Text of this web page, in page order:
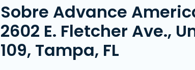
Sobre Advance
2602 E. Fletcher Ave.,
109, Tampa, FL